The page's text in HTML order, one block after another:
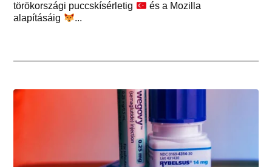
törökországi puccskísérletig
és a Mozilla
alapításáig
...